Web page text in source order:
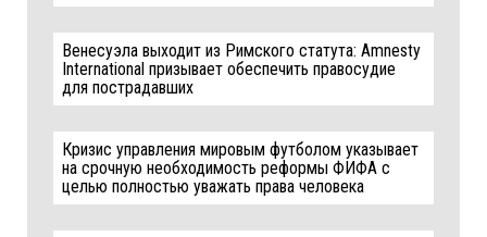
Венесуэла выходит из Римского статута: Amnesty
International призывает обеспечить правосудие
для пострадавших
Кризис управления мировым футболом указывает
на срочную необходимость реформы ФИФА с
целью полностью уважать права человека